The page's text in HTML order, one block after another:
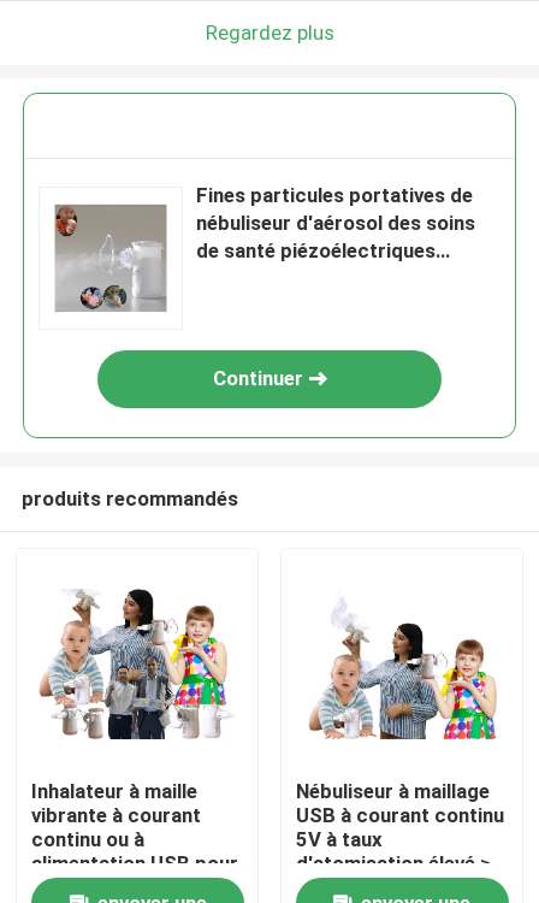
Maison
Produits
Au sujet de nous
Regardez plus
Fines particules portatives de
nébuliseur d'aérosol des soins
de santé piézoélectriques
Continuer
produits recommandés
Inhalateur à maille
vibrante à courant
continu ou à
alimentation USB pour
enfants et adultes
Nébuliseur à maillage
USB à courant continu
5V à taux
d'atomisation élevé ≥
0,3 ml/min Capacité18